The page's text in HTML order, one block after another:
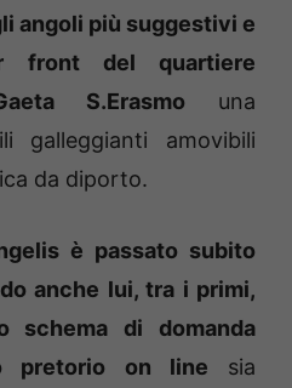
angoli più suggestivi e
front del quartiere
S.Erasmo una
galleggianti amovibili
da diporto.
è passato subito
anche lui, tra i primi,
schema di domanda
pretorio on line sia